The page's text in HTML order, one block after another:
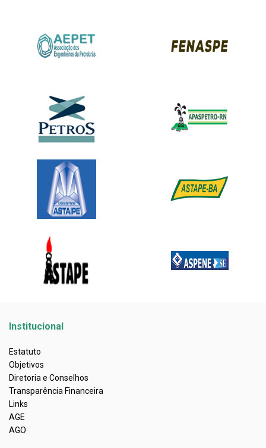
Institucional
Estatuto
Objetivos
Diretoria e Conselhos
Transparência Financeira
Links
AGE
AGO